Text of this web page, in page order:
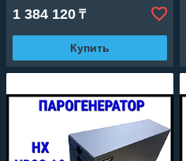
1 384 120 ₸
Купить